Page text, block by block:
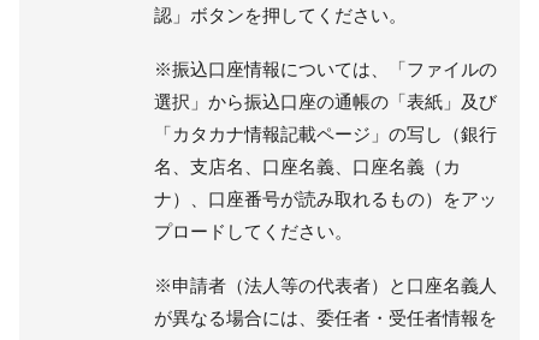
認」ボタンを押してください。
※振込口座情報については、「ファイルの
選択」から振込口座の通帳の「表紙」及び
「カタカナ情報記載ページ」の写し（銀行
名、支店名、口座名義、口座名義（カ
ナ）、口座番号が読み取れるもの）をアッ
プロードしてください。
※申請者（法人等の代表者）と口座名義人
が異なる場合には、委任者・受任者情報を